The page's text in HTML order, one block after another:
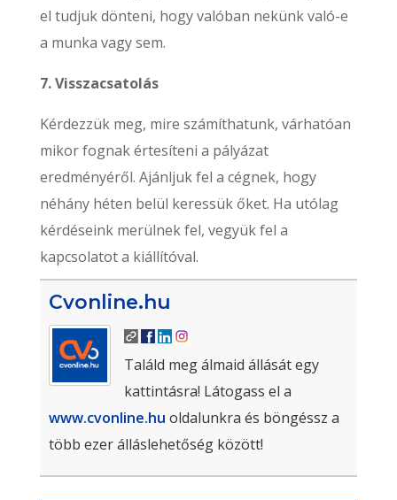
el tudjuk dönteni, hogy valóban nekünk való-e
a munka vagy sem.
7. Visszacsatolás
Kérdezzük meg, mire számíthatunk, várhatóan
mikor fognak értesíteni a pályázat
eredményéről. Ajánljuk fel a cégnek, hogy
néhány héten belül keressük őket. Ha utólag
kérdéseink merülnek fel, vegyük fel a
kapcsolatot a kiállítóval.
Cvonline.hu
Találd meg álmaid állását egy
kattintásra! Látogass el a
www.cvonline.hu oldalunkra és böngéssz a
több ezer álláslehetőség között!